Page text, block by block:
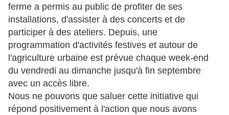
ferme a permis au public de profiter de ses
installations, d'assister à des concerts et de
participer à des ateliers. Depuis, une
programmation d'activités festives et autour de
l'agriculture urbaine est prévue chaque week-end
du vendredi au dimanche jusqu'à fin septembre
avec un accès libre.
Nous ne pouvons que saluer cette initiative qui
répond positivement à l'action que nous avons